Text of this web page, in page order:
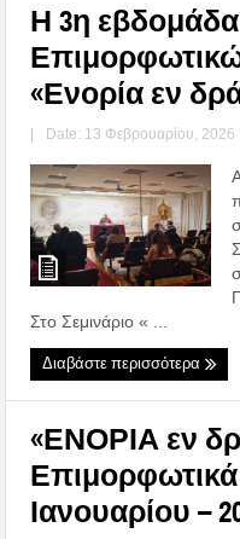
Η 3η
«Ενορία εν
| Date: 13 Φεβρουαρίου, 2026
Στο Σεμινάριο « ...
Διαβάστε περισσότερα
«ΕΝΟΡΙΑ εν
Επιμορφωτικά
Ιανουαρίου –